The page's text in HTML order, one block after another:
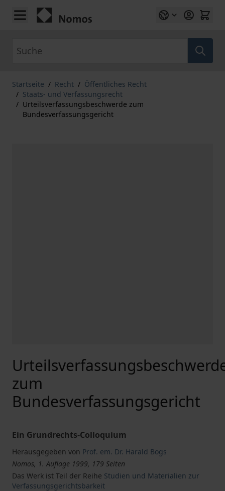
Zum Inhalt springen
Startseite / Recht / Öffentliches Recht
/ Staats- und Verfassungsrecht
/ Urteilsverfassungsbeschwerde zum
Bundesverfassungsgericht
zum
Bundesverfassungsgericht
Ein Grundrechts-Colloquium
Herausgegeben von Prof. em. Dr. Harald Bogs
Nomos, 1. Auflage 1999, 179 Seiten
Das Werk ist Teil der Reihe Studien und Materialien zur
Verfassungsgerichtsbarkeit